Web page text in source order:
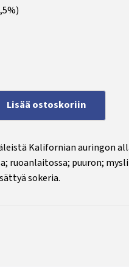
Lisää ostoskoriin
Kalifornian auringon
ruoanlaitossa; puuron;
sokeria.